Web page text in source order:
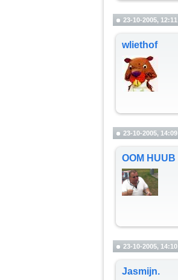
23-10-2005, 12:11
wliethof
23-10-2005, 14:09
OOM HUUB
23-10-2005, 14:10
Jasmijn.